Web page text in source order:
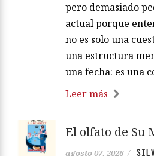
pero demasiado
actual porque
no es solo una
una estructura
una fecha: es una
Leer más
El olfato de Su
agosto 07, 2026 /